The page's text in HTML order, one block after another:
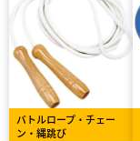
バトルロープ・チェー
ン・縄跳び